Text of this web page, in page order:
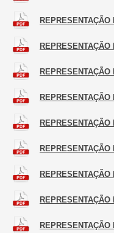
REPRESENTAÇÃO
REPRESENTAÇÃO
REPRESENTAÇÃO
REPRESENTAÇÃO
REPRESENTAÇÃO
REPRESENTAÇÃO
REPRESENTAÇÃO
REPRESENTAÇÃO
REPRESENTAÇÃO